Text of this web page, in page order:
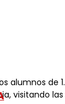
alumnos de
visitando